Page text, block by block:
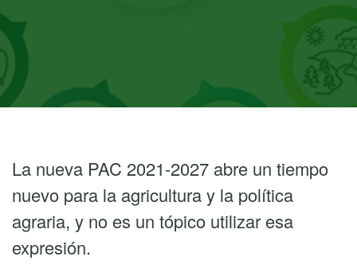
La nueva PAC 2021-2027 abre un tiempo
nuevo para la agricultura y la política
agraria, y no es un tópico utilizar esa
expresión.